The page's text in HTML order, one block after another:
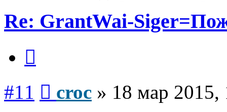
Re: GrantWai-
#11 croc » 18 мар 2015,